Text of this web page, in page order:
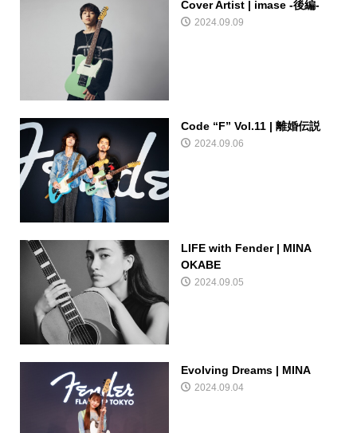
Cover Artist | imase -後編-
2024.09.09
Code “F” Vol.11 | 離婚伝説
2024.09.06
LIFE with Fender | MINA
OKABE
2024.09.05
Evolving Dreams | MINA
2024.09.04